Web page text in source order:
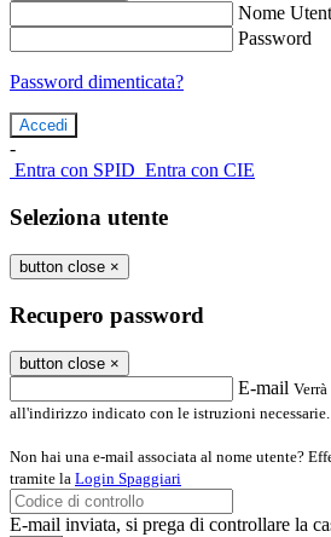
Nome
Password
Password dimenticata?
-
Entra con SPID Entra con CIE
Seleziona utente
button close ×
Recupero password
button close ×
E-mail
all'indirizzo indicato con le istruzioni necessarie.
Non hai una e-mail associata al nome utente?
tramite la Login Spaggiari
E-mail inviata, si prega di controllare la